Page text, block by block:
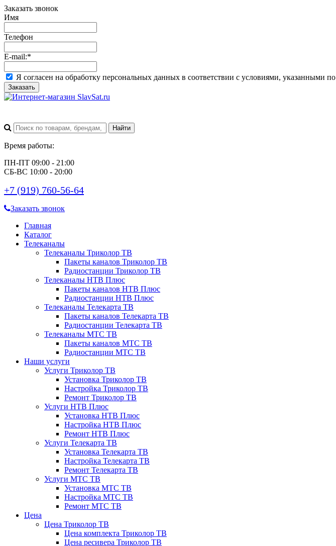
Заказать звонок
Имя
Телефон
E-mail:*
Я согласен на обработку персональных данных в соответствии с условиями, указанными по
Заказать
Время работы:
ПН-ПТ 09:00 - 21:00
СБ-ВС 10:00 - 20:00
+7 (919) 760-56-64
Заказать звонок
Главная
Каталог
Телеканалы
Телеканалы Триколор ТВ
Пакеты каналов Триколор ТВ
Радиостанции Триколор ТВ
Телеканалы НТВ Плюс
Пакеты каналов НТВ Плюс
Радиостанции НТВ Плюс
Телеканалы Телекарта ТВ
Пакеты каналов Телекарта ТВ
Радиостанции Телекарта ТВ
Телеканалы МТС ТВ
Пакеты каналов МТС ТВ
Радиостанции МТС ТВ
Наши услуги
Услуги Триколор ТВ
Установка Триколор ТВ
Настройка Триколор ТВ
Ремонт Триколор ТВ
Услуги НТВ Плюс
Установка НТВ Плюс
Настройка НТВ Плюс
Ремонт НТВ Плюс
Услуги Телекарта ТВ
Установка Телекарта ТВ
Настройка Телекарта ТВ
Ремонт Телекарта ТВ
Услуги МТС ТВ
Установка МТС ТВ
Настройка МТС ТВ
Ремонт МТС ТВ
Цена
Цена Триколор ТВ
Цена комплекта Триколор ТВ
Цена ресивера Триколор ТВ